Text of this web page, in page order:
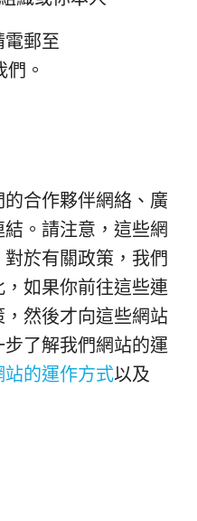
郵至
。
合作夥伴網絡、廣
。請注意，這些網
於有關政策，我們
如果你前往這些連
然後才向這些網站
了解我們網站的運
站的運作方式以及